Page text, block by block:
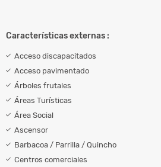
Características externas :
Acceso discapacitados
Acceso pavimentado
Árboles frutales
Áreas Turísticas
Área Social
Ascensor
Barbacoa / Parrilla / Quincho
Centros comerciales